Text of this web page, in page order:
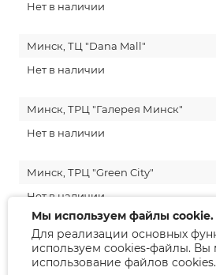
Нет в наличии
Минск, ТЦ "Dana Mall"
Нет в наличии
Минск, ТРЦ "Галерея Минск"
Нет в наличии
Минск, ТРЦ "Green City"
Нет в наличии
Гродно, ул. Советская 10
Нет в наличии
Мы используем файлы cookie.
Для реализации основных
используем cookies-файлы. Вы
использование файлов cookies.